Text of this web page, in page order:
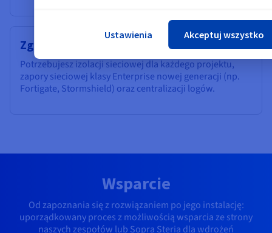
Zgodność z przepisami branżowymi
Potrzebujesz izolacji sieciowej dla każdego projektu,
zapory sieciowej klasy Enterprise nowej generacji (np.
Fortigate, Stormshield) oraz centralizacji logów.
Wsparcie
Od zapoznania się z rozwiązaniem po jego instalację:
uporządkowany proces z możliwością wsparcia ze strony
naszych zespołów lub Sopra Steria dla wdrożeń
Ustawienia Akceptuj wszystko